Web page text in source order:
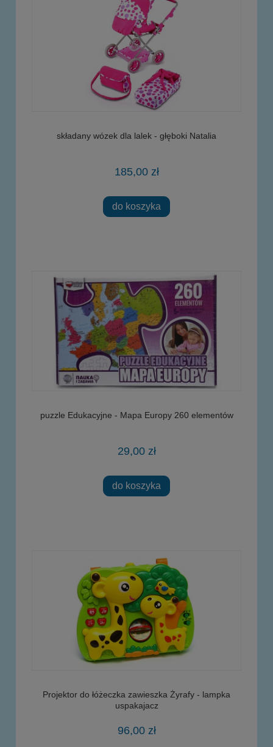
składany wózek dla lalek - głęboki Natalia
185,00 zł
do koszyka
puzzle Edukacyjne - Mapa Europy 260 elementów
29,00 zł
do koszyka
Projektor do łóżeczka zawieszka Żyrafy - lampka
uspakajacz
96,00 zł